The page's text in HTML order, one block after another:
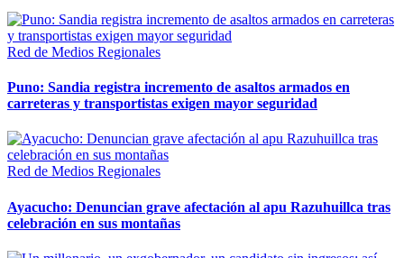
Red de Medios Regionales
Puno: Sandia registra incremento de asaltos armados en
carreteras y transportistas exigen mayor seguridad
Red de Medios Regionales
Ayacucho: Denuncian grave afectación al apu Razuhuillca tras
celebración en sus montañas